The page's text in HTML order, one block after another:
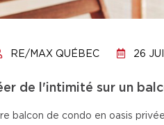
RE/MAX QUÉBEC 26
de l'intimité sur un
balcon de condo en oasis